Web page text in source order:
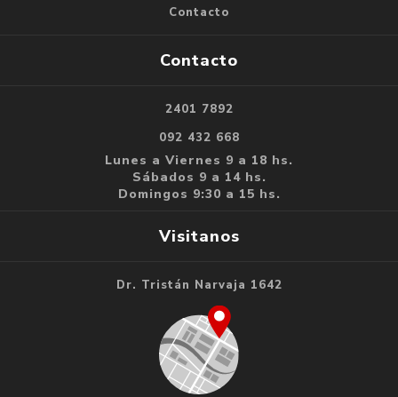
Contacto
Contacto
2401 7892
092 432 668
Lunes a Viernes 9 a 18 hs.
Sábados 9 a 14 hs.
Domingos 9:30 a 15 hs.
Visitanos
Dr. Tristán Narvaja 1642